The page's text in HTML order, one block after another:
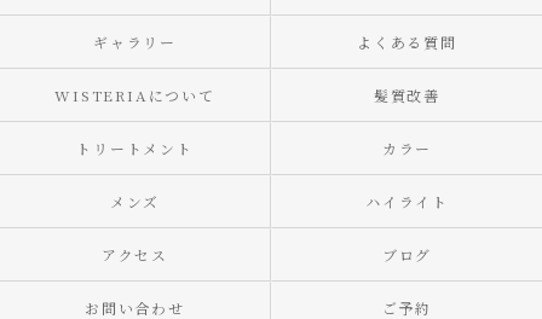
ギャラリー よくある質問
WISTERIAについて 髪質改善
トリートメント カラー
メンズ ハイライト
アクセス ブログ
お問い合わせ ご予約